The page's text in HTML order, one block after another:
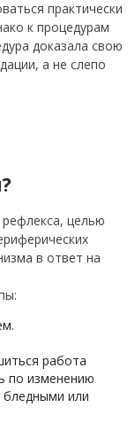
практически
к процедурам
доказала свою
а не слепо
целью
в ответ на
работа
по изменению
бледными или